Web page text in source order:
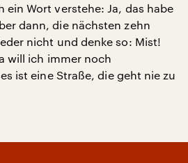
ein Wort verstehe: Ja, das habe
dann, die nächsten zehn
nicht und denke so: Mist!
will ich immer noch
ist eine Straße, die geht nie zu